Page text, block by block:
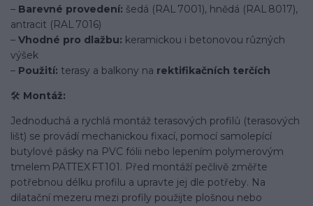
– Barevné provedení: šedá (RAL 7001), hnědá (RAL 8017),
antracit (RAL 7016)
– Vhodné pro dlažbu: keramickou i betonovou různých
výšek
– Použití: terasy a balkony na rektifikačních terčích
🛠️ Montáž:
Jednoduchá a rychlá montáž terasových profilů (terasových
lišt) se provádí mechanickou fixací, pomocí samolepící
butylové pásky na PVC fólii nebo lepením polymerovým
tmelem PATTEX FT 101. Před montáží pečlivě změřte
potřebnou délku profilu a upravte jej dle potřeby. Na
dilatační mezeru mezi profily použijte plošnou nebo